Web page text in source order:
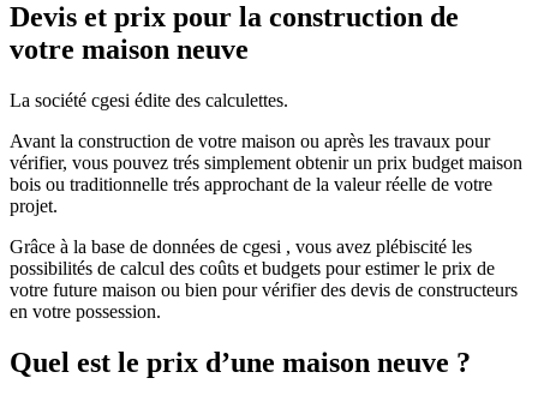
Devis et prix pour la construction de
votre maison neuve
La société cgesi édite des calculettes.
Avant la construction de votre maison ou après les travaux pour
vérifier, vous pouvez trés simplement obtenir un prix budget maison
bois ou traditionnelle trés approchant de la valeur réelle de votre
projet.
Grâce à la base de données de cgesi , vous avez plébiscité les
possibilités de calcul des coûts et budgets pour estimer le prix de
votre future maison ou bien pour vérifier des devis de constructeurs
en votre possession.
Quel est le prix d’une maison neuve ?